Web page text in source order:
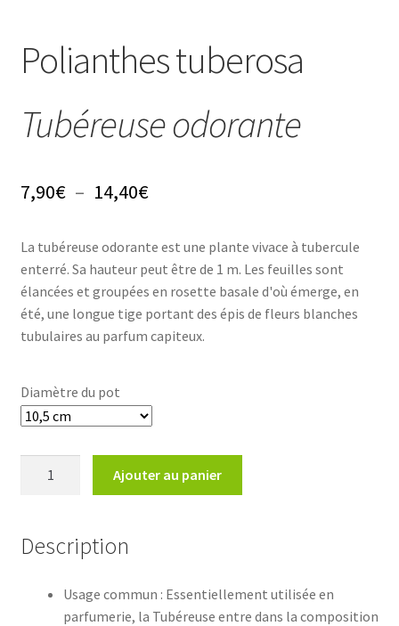
Avis
Polianthes tuberosa
Tubéreuse odorante
7,90€ – 14,40€Plage
prix :
7,90€
à
14,40€
La tubéreuse odorante est une plante vivace à tubercule
enterré. Sa hauteur peut être de 1 m. Les feuilles sont
élancées et groupées en rosette basale d'où émerge, en
été, une longue tige portant des épis de fleurs blanches
tubulaires au parfum capiteux.
Diamètre du pot
Ajouter au panier
Description
Usage commun : Essentiellement utilisée en
parfumerie, la Tubéreuse entre dans la composition